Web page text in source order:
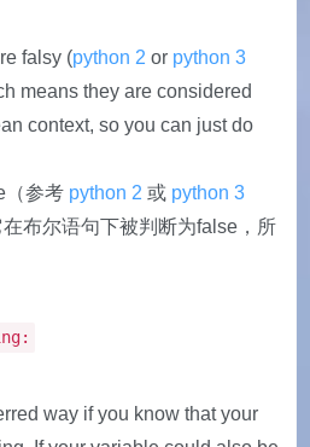
falsy (python 2 or python 3
means they are considered
context, so you can just do
（参考 python 2 或 python 3
布尔语句下被判断为false，所
way if you know that your